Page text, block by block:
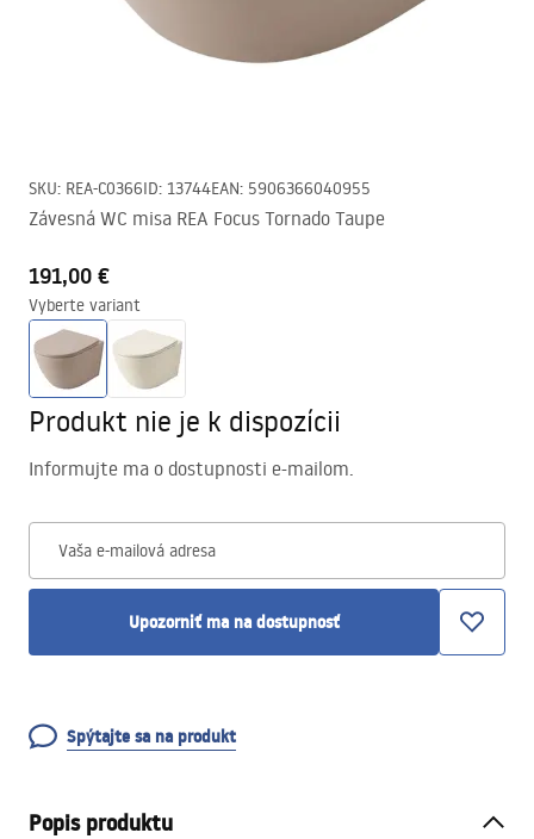
SKU: REA-C0366ID: 13744EAN: 5906366040955
Závesná WC misa REA Focus Tornado Taupe
191,00 €
Vyberte variant
Produkt nie je k dispozícii
Informujte ma o dostupnosti e-mailom.
Vaša e-mailová adresa
Upozorniť ma na dostupnosť
Spýtajte sa na produkt
Popis produktu